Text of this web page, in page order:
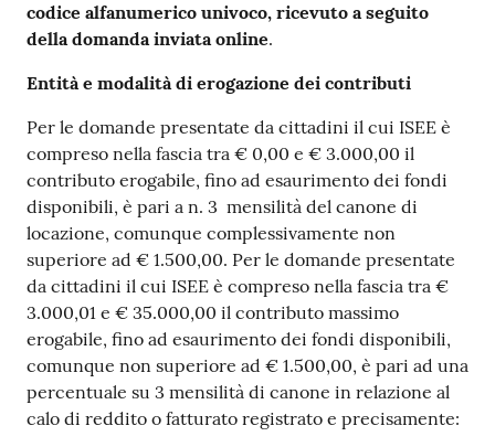
codice alfanumerico univoco, ricevuto a seguito
della domanda inviata online.
Entità e modalità di erogazione dei contributi
Per le domande presentate da cittadini il cui ISEE è
compreso nella fascia tra € 0,00 e € 3.000,00 il
contributo erogabile, fino ad esaurimento dei fondi
disponibili, è pari a n. 3 mensilità del canone di
locazione, comunque complessivamente non
superiore ad € 1.500,00. Per le domande presentate
da cittadini il cui ISEE è compreso nella fascia tra €
3.000,01 e € 35.000,00 il contributo massimo
erogabile, fino ad esaurimento dei fondi disponibili,
comunque non superiore ad € 1.500,00, è pari ad una
percentuale su 3 mensilità di canone in relazione al
calo di reddito o fatturato registrato e precisamente: